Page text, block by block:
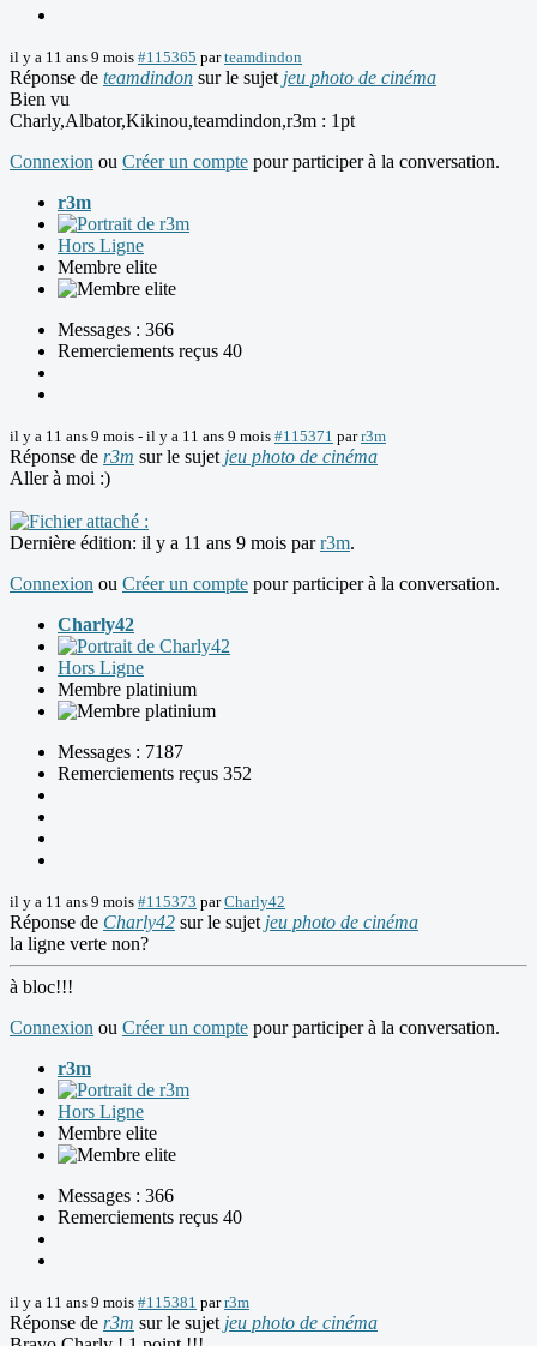
il y a 11 ans 9 mois #115365 parteamdindon
Réponse de teamdindon sur le sujet jeu photo de cinéma
Bien vu
Charly,Albator,Kikinou,teamdindon,r3m : 1pt
Connexion ou Créer un compte pour participer à la conversation.
r3m
Hors Ligne
Membre elite
Messages : 366
Remerciements reçus 40
il y a 11 ans 9 mois - il y a 11 ans 9 mois #115371 parr3m
Réponse de r3m sur le sujet jeu photo de cinéma
Aller à moi :)
Dernière édition: il y a 11 ans 9 mois parr3m.
Connexion ou Créer un compte pour participer à la conversation.
Charly42
Hors Ligne
Membre platinium
Messages : 7187
Remerciements reçus 352
il y a 11 ans 9 mois #115373 parCharly42
Réponse de Charly42 sur le sujet jeu photo de cinéma
la ligne verte non?
à bloc!!!
Connexion ou Créer un compte pour participer à la conversation.
r3m
Hors Ligne
Membre elite
Messages : 366
Remerciements reçus 40
il y a 11 ans 9 mois #115381 parr3m
Réponse de r3m sur le sujet jeu photo de cinéma